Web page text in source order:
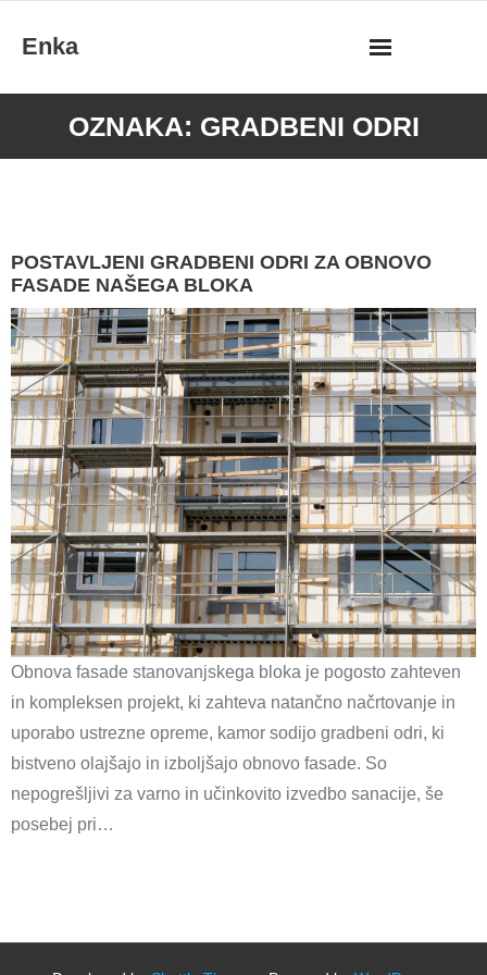
Enka
OZNAKA: GRADBENI ODRI
POSTAVLJENI GRADBENI ODRI ZA OBNOVO
FASADE NAŠEGA BLOKA
Obnova fasade stanovanjskega bloka je pogosto zahteven
in kompleksen projekt, ki zahteva natančno načrtovanje in
uporabo ustrezne opreme, kamor sodijo gradbeni odri, ki
bistveno olajšajo in izboljšajo obnovo fasade. So
nepogrešljivi za varno in učinkovito izvedbo sanacije, še
posebej pri…